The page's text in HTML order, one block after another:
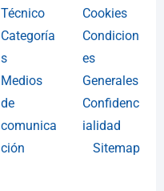
Técnico
Categoría
s
Medios
de
comunica
ción
Cookies
Condicion
es
Generales
Confidenc
ialidad
Sitemap